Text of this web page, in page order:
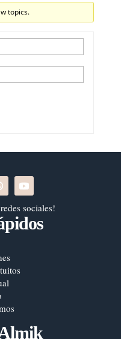
topics.
sociales!